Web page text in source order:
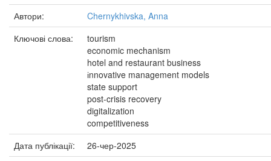
Автори:
Chernykhivska, Anna
Ключові слова:
tourism
economic mechanism
hotel and restaurant business
іnnovative management models
state support
post-crisis recovery
digitalization
competitiveness
Дата публікації:
26-чер-2025